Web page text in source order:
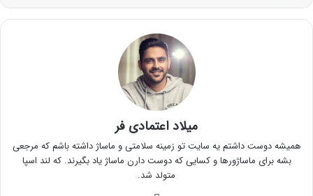
میلاد اعتمادی فر
همیشه دوست داشتم یه سایت تو زمینه سلامتی و ماساژ داشته باشم که مرجعی
بشه برای ماساژورها و کسایی که دوست دارن ماساژ یاد بگیرند. که لند اسپا
متولد شد.